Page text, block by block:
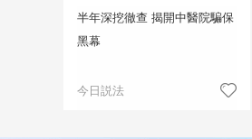
半年深挖徹查 揭開中醫院騙保
黑幕
今日説法